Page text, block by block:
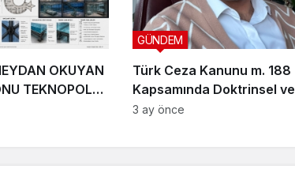
OKUYAN
TEKNOPOLL
PROJEYLE
Türk Ceza Kanunu m. 188
Kapsamında Doktrinsel ve
Yargısal İnceleme
GÜNDEM
3 ay önce